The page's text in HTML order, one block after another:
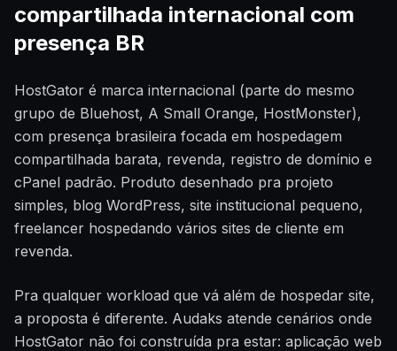
compartilhada internacional com
presença BR
HostGator é marca internacional (parte do mesmo
grupo de Bluehost, A Small Orange, HostMonster),
com presença brasileira focada em hospedagem
compartilhada barata, revenda, registro de domínio e
cPanel padrão. Produto desenhado pra projeto
simples, blog WordPress, site institucional pequeno,
freelancer hospedando vários sites de cliente em
revenda.
Pra qualquer workload que vá além de hospedar site,
a proposta é diferente. Audaks atende cenários onde
HostGator não foi construída pra estar: aplicação web